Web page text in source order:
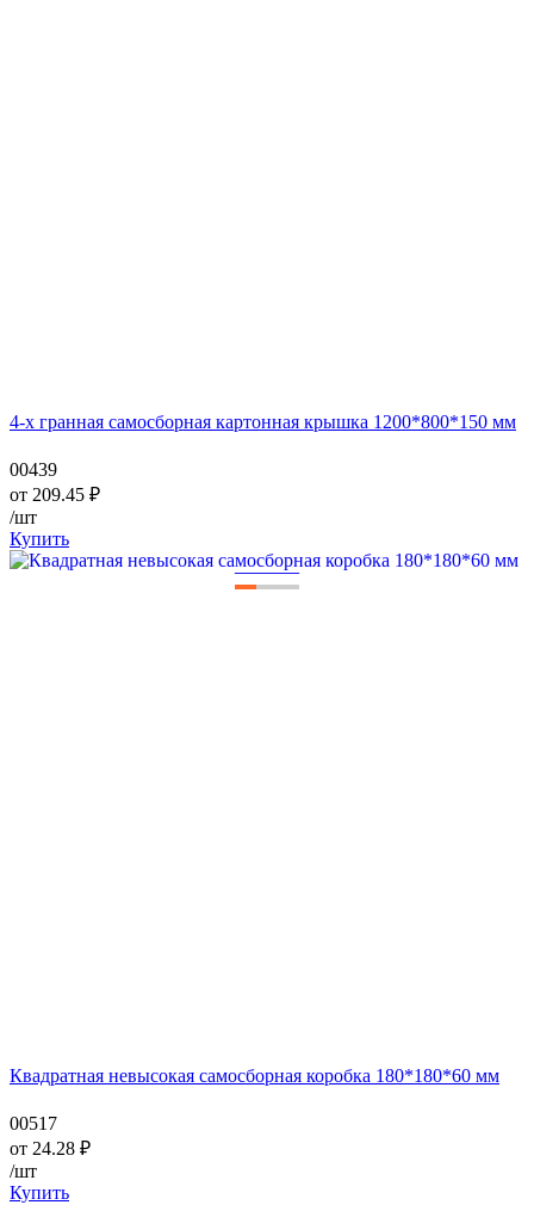
4-х гранная самосборная картонная крышка 1200*800*150 мм
00439
от 209.45 ₽
/шт
Купить
———
Квадратная невысокая самосборная коробка 180*180*60 мм
00517
от 24.28 ₽
/шт
Купить